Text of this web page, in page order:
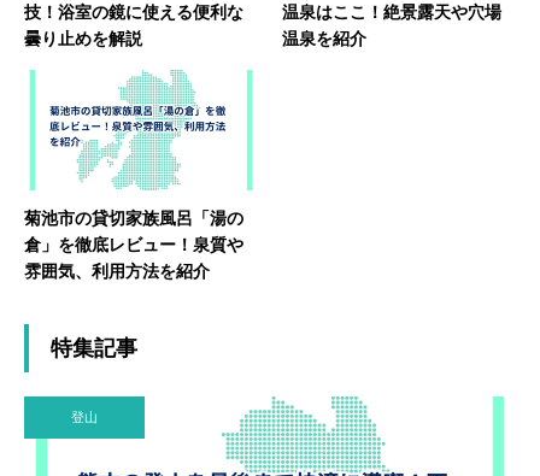
技！浴室の鏡に使える便利な
曇り止めを解説
温泉はここ！絶景露天や穴場
温泉を紹介
菊池市の貸切家族風呂「湯の
倉」を徹底レビュー！泉質や
雰囲気、利用方法を紹介
特集記事
登山